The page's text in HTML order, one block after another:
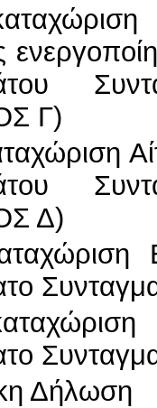
Γ)
Δ)
Δήλωση